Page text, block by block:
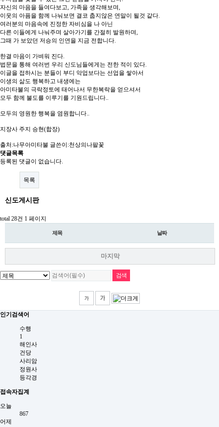
자신의 마음을 들여다보고, 가족을 생각해보며,
이웃의 아픔을 함께 나눠보면 결코 춥지않은 연말이 될것 같다.
여러분의 마음속에 진정한 자비심을 나 아닌
다른 이들에게 나눠주며 살아가기를 간절히 발원하며,
그때 가 보았던 저승의 인연을 지금 전합니다.
한결 마음이 가벼워 진다.
법문을 통해 여러번 우리 신도님들에게는 전한 적이 있다.
이글을 접하시는 분들이 부디 악업보다는 선업을 쌓아서
이생의 삶도 행복하고 내생에는
아미타불의 극락정토에 태어나서 무한복락을 얻으셔서
모두 함께 불도를 이루기를 기원드립니다..
모두의 영원한 행복을 염원합니다..
지장사 주지 승현(합장)
출처:나무아미타불 글쓴이:천상의나팔꽃
댓글목록
등록된 댓글이 없습니다.
목록
신도게시판
total 28건 1 페이지
제목 날짜
마지막
인기검색어
수행
1
해인사
건당
사리암
정원사
등각경
접속자집계
오늘
867
어제